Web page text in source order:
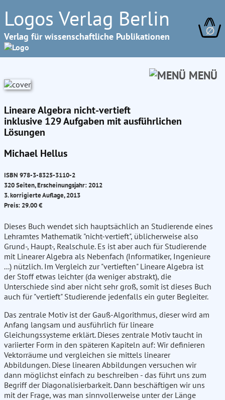
Logos Verlag Berlin
Verlag für wissenschaftliche Publikationen ∅
MENÜ
Lineare Algebra nicht-vertieft
inklusive 129 Aufgaben mit ausführlichen
Lösungen
Michael Hellus
ISBN 978-3-8325-3110-2
320 Seiten, Erscheinungsjahr: 2012
3. korrigierte Auflage, 2013
Preis: 29.00 €
Dieses Buch wendet sich hauptsächlich an Studierende eines
Lehramtes Mathematik "nicht-vertieft", üblicherweise also
Grund-, Haupt-, Realschule. Es ist aber auch für Studierende
mit Linearer Algebra als Nebenfach (Informatiker, Ingenieure
...) nützlich. Im Vergleich zur "vertieften" Lineare Algebra ist
der Stoff etwas leichter (da weniger abstrakt), die
Unterschiede sind aber nicht sehr groß, somit ist dieses Buch
auch für "vertieft" Studierende jedenfalls ein guter Begleiter.
Das zentrale Motiv ist der Gauß-Algorithmus, dieser wird am
Anfang langsam und ausführlich für lineare
Gleichungssysteme erklärt. Dieses zentrale Motiv taucht in
variierter Form in den späteren Kapiteln auf: Wir definieren
Vektorräume und vergleichen sie mittels linearer
Abbildungen. Diese linearen Abbildungen versuchen wir
dann möglichst einfach zu beschreiben - das führt uns zum
Begriff der Diagonalisierbarkeit. Dann beschäftigen wir uns
mit der Frage, was man sinnvollerweise unter der Länge